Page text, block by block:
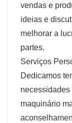
vendas e
ideias e
melhorar a
partes.
Serviços
Dedicamos
maquinário